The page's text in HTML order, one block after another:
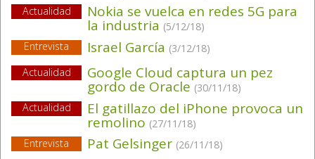
Actualidad
Nokia se vuelca en redes 5G para
la industria (5/12/18)
Entrevista
Israel García (3/12/18)
Actualidad
Google Cloud captura un pez
gordo de Oracle (30/11/18)
Actualidad
El gatillazo del iPhone provoca un
remolino (27/11/18)
Entrevista
Pat Gelsinger (26/11/18)